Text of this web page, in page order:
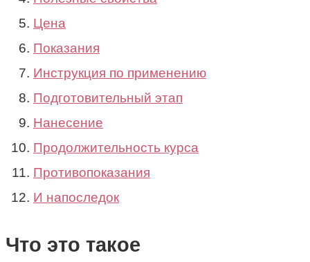
Цена
Показания
Инструкция по применению
Подготовительный этап
Нанесение
Продолжительность курса
Противопоказания
И напоследок
Что это такое